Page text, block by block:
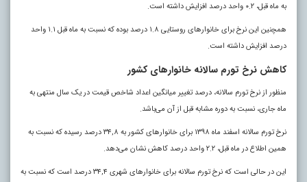
به ماه قبل، ٠.٢ واحد درصد افزایش داشته است.
همچنین این نرخ برای خانوارهای روستایی ١.٨ درصد بوده که نسبت به ماه قبل ١.١ واحد
درصد افزایش داشته است.
کاهش نرخ تورم سالانه خانوارهای کشور
منظور از نرخ تورم سالانه، درصد تغییر میانگین اعداد شاخص قیمت در یک سال منتهی به
ماه جاری، نسبت به دوره مشابه قبل از آن می‌باشد.
نرخ تورم سالانه اسفند ماه ١٣٩٨ برای خانوارهای کشور به ٣۴,٨ درصد رسیده که نسبت به
همین اطلاع در ماه قبل، ٢.٢ واحد درصد کاهش نشان می‌دهد.
این در حالی است که نرخ تورم سالانه برای خانوارهای شهری ٣۴,۴ درصد است که نسبت به